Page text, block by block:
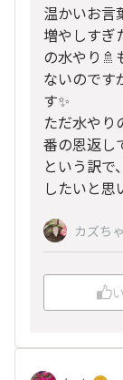
温かいお言
増やしすぎ
の水やり🚿
ないのです
す✨
ただ水やり
番の恩返し
という訳で
したいと思
カズち